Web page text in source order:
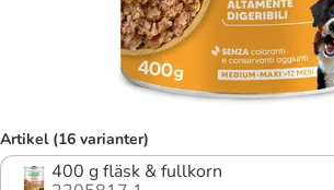
Artikel (16 varianter)
400 g fläsk & fullkorn